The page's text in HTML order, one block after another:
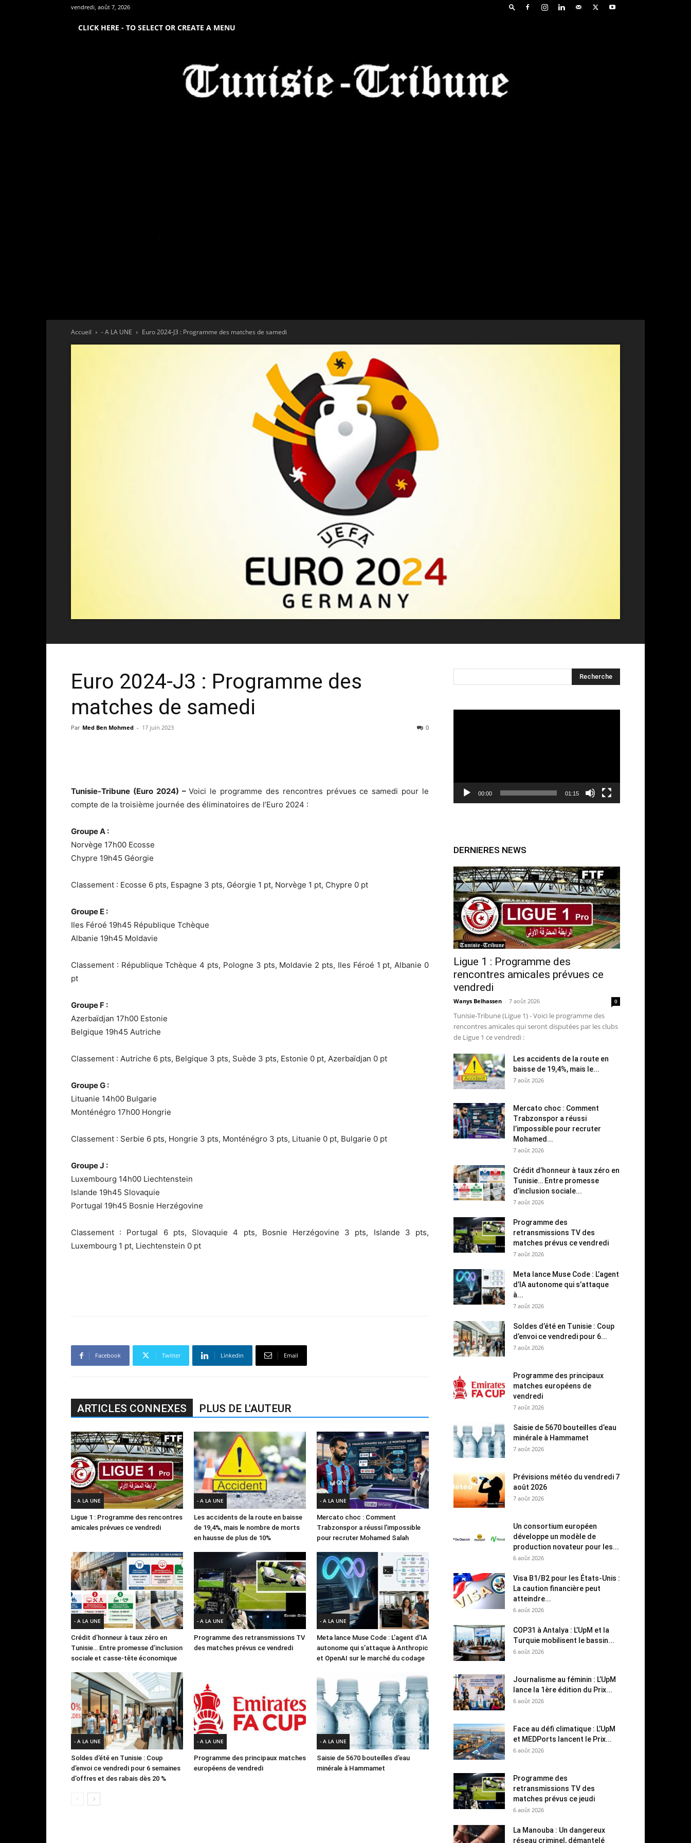
vendredi, août 7, 2026
CLICK HERE - TO SELECT OR CREATE A MENU
Accueil - A LA UNE Euro 2024-J3 : Programme des matches de samedi
Euro 2024-J3 : Programme des
matches de samedi
Par Med Ben Mohmed - 17 juin 2023 0
Tunisie-Tribune (Euro 2024) –Voici le programme des rencontres prévues ce samedi pour le
compte de la troisième journée des éliminatoires de l’Euro 2024 :
Groupe A :
Norvège 17h00 Ecosse
Chypre 19h45 Géorgie
Classement : Ecosse 6 pts, Espagne 3 pts, Géorgie 1 pt, Norvège 1 pt, Chypre 0 pt
Groupe E :
Iles Féroé 19h45 République Tchèque
Albanie 19h45 Moldavie
Classement : République Tchèque 4 pts, Pologne 3 pts, Moldavie 2 pts, Iles Féroé 1 pt, Albanie 0
pt
Groupe F :
Azerbaïdjan 17h00 Estonie
Belgique 19h45 Autriche
Classement : Autriche 6 pts, Belgique 3 pts, Suède 3 pts, Estonie 0 pt, Azerbaïdjan 0 pt
Groupe G :
Lituanie 14h00 Bulgarie
Monténégro 17h00 Hongrie
Classement : Serbie 6 pts, Hongrie 3 pts, Monténégro 3 pts, Lituanie 0 pt, Bulgarie 0 pt
Groupe J :
Luxembourg 14h00 Liechtenstein
Islande 19h45 Slovaquie
Portugal 19h45 Bosnie Herzégovine
Classement : Portugal 6 pts, Slovaquie 4 pts, Bosnie Herzégovine 3 pts, Islande 3 pts,
Luxembourg 1 pt, Liechtenstein 0 pt
Facebook Twitter Linkedin Email
ARTICLES CONNEXES PLUS DE L'AUTEUR
- A LA UNE
Ligue 1 : Programme des rencontres
amicales prévues ce vendredi
- A LA UNE
Les accidents de la route en baisse
de 19,4%, mais le nombre de morts
en hausse de plus de 10%
- A LA UNE
Mercato choc : Comment
Trabzonspor a réussi l’impossible
pour recruter Mohamed Salah
- A LA UNE
Crédit d’honneur à taux zéro en
Tunisie… Entre promesse d’inclusion
sociale et casse-tête économique
- A LA UNE
Programme des retransmissions TV
des matches prévus ce vendredi
- A LA UNE
Meta lance Muse Code : L’agent d’IA
autonome qui s’attaque à Anthropic
et OpenAI sur le marché du codage
- A LA UNE
Soldes d’été en Tunisie : Coup
d’envoi ce vendredi pour 6 semaines
d’offres et des rabais dès 20 %
- A LA UNE
Programme des principaux matches
européens de vendredi
- A LA UNE
Saisie de 5670 bouteilles d’eau
minérale à Hammamet
00:00 01:15
DERNIERES NEWS
Ligue 1 : Programme des
rencontres amicales prévues ce
vendredi
Wanys Belhassen - 7 août 2026 0
Tunisie-Tribune (Ligue 1) - Voici le programme des
rencontres amicales qui seront disputées par les clubs
de Ligue 1 ce vendredi :
Les accidents de la route en
baisse de 19,4%, mais le...
7 août 2026
Mercato choc : Comment
Trabzonspor a réussi
l’impossible pour recruter
Mohamed...
7 août 2026
Crédit d’honneur à taux zéro en
Tunisie… Entre promesse
d’inclusion sociale...
7 août 2026
Programme des
retransmissions TV des
matches prévus ce vendredi
7 août 2026
Meta lance Muse Code : L’agent
d’IA autonome qui s’attaque
à...
7 août 2026
Soldes d’été en Tunisie : Coup
d’envoi ce vendredi pour 6...
7 août 2026
Programme des principaux
matches européens de
vendredi
7 août 2026
Saisie de 5670 bouteilles d’eau
minérale à Hammamet
7 août 2026
Prévisions météo du vendredi 7
août 2026
7 août 2026
Un consortium européen
développe un modèle de
production novateur pour les...
6 août 2026
Visa B1/B2 pour les États-Unis :
La caution financière peut
atteindre...
6 août 2026
COP31 à Antalya : L’UpM et la
Turquie mobilisent le bassin...
6 août 2026
Journalisme au féminin : L’UpM
lance la 1ère édition du Prix...
6 août 2026
Face au défi climatique : L’UpM
et MEDPorts lancent le Prix...
6 août 2026
Programme des
retransmissions TV des
matches prévus ce jeudi
6 août 2026
La Manouba : Un dangereux
réseau criminel, démantelé